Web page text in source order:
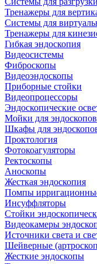
Тренажеры для
Системы для
Тренажеры для
Гибкая эндоскопия
Видеосистемы
Фиброскопы
Видеоэндоскопы
Приборные стойки
Видеопроцессоры
Эндоскопические
Мойки для эндоскопов
Шкафы для
Проктология
Фотокоагуляторы
Ректоскопы
Аноскопы
Жесткая эндоскопия
Помпы
Инсуффляторы
Стойки
Видеокамеры
Источники света и
Шейверные
Жесткие эндоскопы